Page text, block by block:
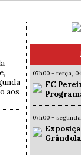
aos
07h00 - terça,
FC
07h00 -